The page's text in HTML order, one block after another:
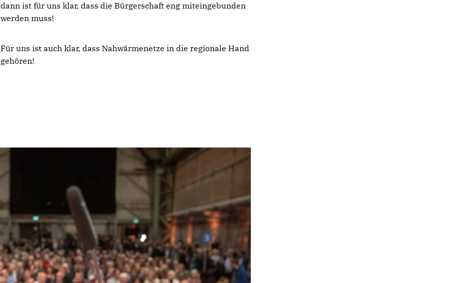
dann ist für uns klar, dass die Bürgerschaft eng miteingebunden
werden muss!
Für uns ist auch klar, dass Nahwärmenetze in die regionale Hand
gehören!